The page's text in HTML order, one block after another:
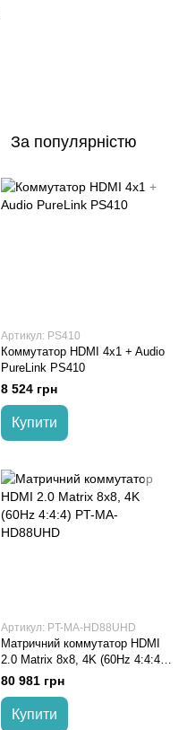
За популярністю
Артикул: PS410
Коммутатор HDMI 4x1 + Audio
PureLink PS410
8 524 грн
Купити
Артикул: PT-MA-HD88UHD
Матричний коммутатор HDMI
2.0 Matrix 8x8, 4K (60Hz 4:4:4)
PT-MA-HD88UHD
80 981 грн
Купити